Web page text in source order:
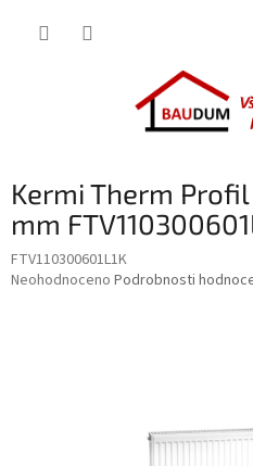
Kermi Therm Profil
mm
FTV110300601L1K
Průměrné
Neohodnoceno Podrobnosti